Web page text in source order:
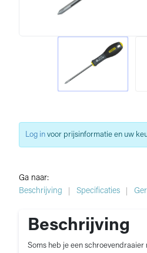
Ga naar:
Beschrijving
Specificaties
Beschrijving
Soms heb je een schroevendraaier
Log in voor prijsinformatie en uw